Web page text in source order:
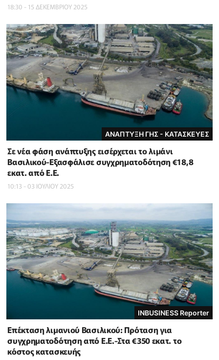
18:30 - 15 ΔΕΚΕΜΒΡΙΟΥ 2025
ΑΝΑΠΤΥΞΗ ΓΗΣ - ΚΑΤΑΣΚΕΥΕΣ
Σε νέα φάση ανάπτυξης εισέρχεται το λιμάνι
Βασιλικού-Εξασφάλισε συγχρηματοδότηση €18,8
εκατ. από Ε.Ε.
10:13 - 03 ΙΟΥΛΙΟΥ 2025
INBUSINESS Reporter
Επέκταση λιμανιού Βασιλικού: Πρόταση για
συγχρηματοδότηση από Ε.Ε.-Στα €350 εκατ. το
κόστος κατασκευής